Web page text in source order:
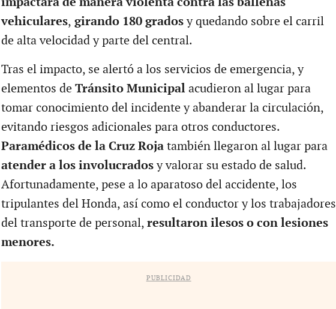
vehiculares, girando 180 gradosy quedando sobre el carril
de alta velocidad y parte del central.
Tras el impacto, se alertó a los servicios de emergencia, y
elementos de Tránsito Municipal acudieron al lugar para
tomar conocimiento del incidente y abanderar la circulación,
evitando riesgos adicionales para otros conductores.
Paramédicos de la Cruz Rojatambién llegaron al lugar para
atender a los involucradosy valorar su estado de salud.
Afortunadamente, pese a lo aparatoso del accidente, los
tripulantes del Honda, así como el conductor y los trabajadores
del transporte de personal, resultaron ilesos o con lesiones
menores.
PUBLICIDAD